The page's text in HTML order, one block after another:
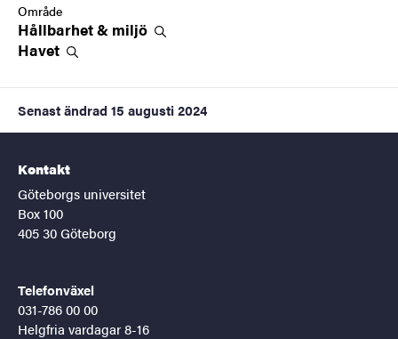
Område
Hållbarhet & miljö
Havet
Senast ändrad 15 augusti 2024
Kontakt
Göteborgs universitet
Box 100
405 30 Göteborg
Telefonväxel
031-786 00 00
Helgfria vardagar 8-16